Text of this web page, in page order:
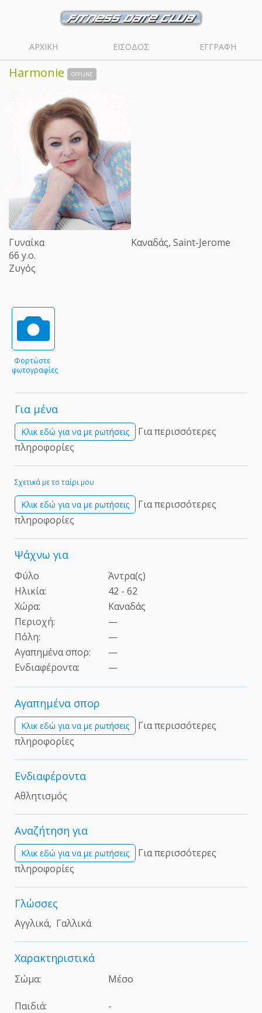
ΑΡΧΙΚΗ ΕΙΣΟΔΟΣ ΕΓΓΡΑΦΗ
Harmonie OFFLINE
Γυναίκα
66 y.o.
Ζυγός
Καναδάς, Saint-Jerome
Φορτώστε
φωτογραφίες
Για μένα
Kλικ εδώ για να με ρωτήσεις
Για περισσότερες
πληροφορίες
Σχετικά με το ταίρι μου
Kλικ εδώ για να με ρωτήσεις
Για περισσότερες
πληροφορίες
Ψάχνω για
Φύλο
Άντρα(ς)
Ηλικία:
42 - 62
Χώρα:
Καναδάς
Περιοχή:
—
Πόλη:
—
Αγαπημένα σπορ:
—
Ενδιαφέροντα: —
Αγαπημένα σπορ
Kλικ εδώ για να με ρωτήσεις
Για περισσότερες
πληροφορίες
Ενδιαφέροντα
Αθλητισμός
Αναζήτηση για
Kλικ εδώ για να με ρωτήσεις
Για περισσότερες
πληροφορίες
Γλώσσες
Αγγλικά, Γαλλικά
Χαρακτηριστικά
Σώμα: Μέσο
Παιδιά: -